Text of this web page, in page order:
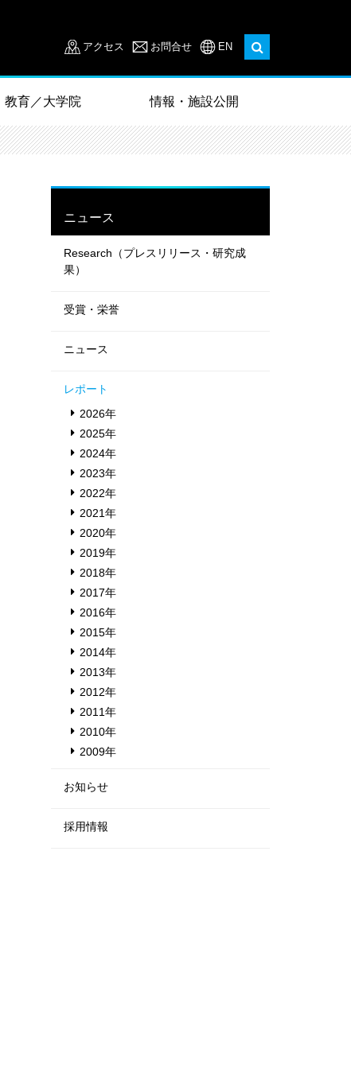
アクセス お問合せ EN
教育／大学院 情報・施設公開
ニュース
Research（プレスリリース・研究成
果）
受賞・栄誉
ニュース
レポート
2026年
2025年
2024年
2023年
2022年
2021年
2020年
2019年
2018年
2017年
2016年
2015年
2014年
2013年
2012年
2011年
2010年
2009年
お知らせ
採用情報